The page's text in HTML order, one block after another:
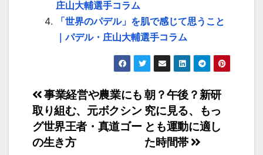
庄山大輔選手コラム
「世界のパデル」を肌で感じて思うこと
｜パデル・庄山大輔選手コラム
投
稿
ナ
朝？午後？新研
究に見る、もっ
とも運動に適し
た時間帯
事業経営や農業にも
取り組む、元ボクシン
グ世界王者・真道ゴー
の生き方